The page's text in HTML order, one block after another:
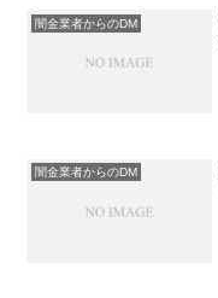
闇金業者からのDM
闇金業者からのDM